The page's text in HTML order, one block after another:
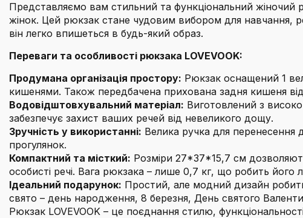
Представляємо вам стильний та функціональний жіночий
жінок. Цей рюкзак стане чудовим вибором для навчання,
він легко впишеться в будь-який образ.
Переваги та особливості рюкзака LOVEVOOK:
Продумана організація простору: Рюкзак оснащений 1
кишенями. Також передбачена прихована задня кишеня від
Водовідштовхувальний матеріал: Виготовлений з
забезпечує захист ваших речей від невеликого дощу.
Зручність у використанні: Велика ручка для перенесення
прогулянок.
Компактний та місткий: Розміри 27*37*15,7 см
особисті речі. Вага рюкзака – лише 0,7 кг, що робить
Ідеальний подарунок: Простий, але модний дизайн
свято – день народження, 8 березня, День святого
Рюкзак LOVEVOOK – це поєднання стилю,